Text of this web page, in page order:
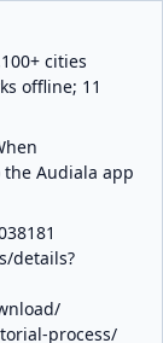
cities
offline; 11
Audiala app
details?
process/